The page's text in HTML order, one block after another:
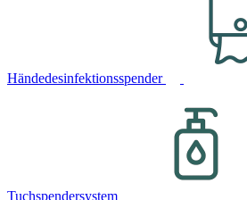
Händedesinfektionsspender
Tuchspendersystem